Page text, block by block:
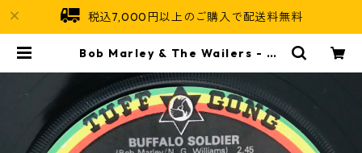
税込7,000円以上のご購入で配送料無料
Bob Marley & The Wailers - Bu
aican Soul